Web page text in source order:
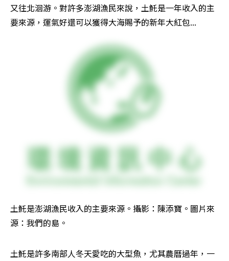
又往北洄游。對許多澎湖漁民來說，土魠是一年收入的主
要來源，運氣好還可以獲得大海賜予的新年大紅包...
土魠是澎湖漁民收入的主要來源。攝影：陳添寶。圖片來
源：我們的島。
土魠是許多南部人冬天愛吃的大型魚，尤其農曆過年，一